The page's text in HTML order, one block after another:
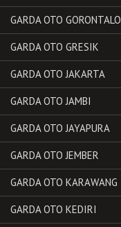
GARDA OTO GORONTALO
GARDA OTO GRESIK
GARDA OTO JAKARTA
GARDA OTO JAMBI
GARDA OTO JAYAPURA
GARDA OTO JEMBER
GARDA OTO KARAWANG
GARDA OTO KEDIRI